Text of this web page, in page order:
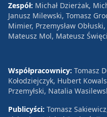
Zespół: Michał Dzierżak,
Janusz Milewski, Tomasz
Mimier, Przemysław
Mateusz Mol, Mateusz
Współpracownicy: Tomasz
Kołodziejczyk, Hubert
Przemyłski, Natalia
Publicyści: Tomasz